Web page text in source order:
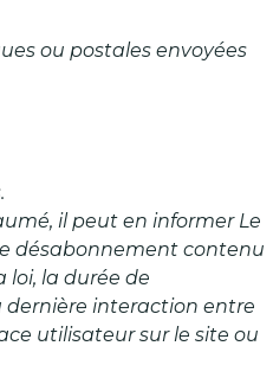
ou postales envoyées
il peut en informer Le
désabonnement contenu
loi, la durée de
dernière interaction entre
utilisateur sur le site ou